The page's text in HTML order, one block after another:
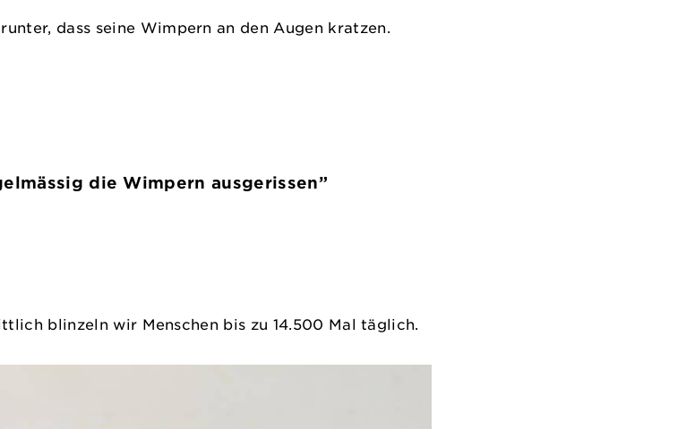
dass seine Wimpern an den Augen kratzen.
die Wimpern ausgerissen”
blinzeln wir Menschen bis zu 14.500 Mal täglich.